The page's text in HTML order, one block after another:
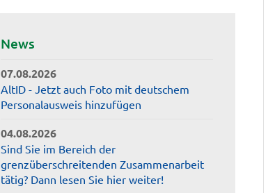
News
07.08.2026
AltID - Jetzt auch Foto mit deutschem
Personalausweis hinzufügen
04.08.2026
Sind Sie im Bereich der
grenzüberschreitenden Zusammenarbeit
tätig? Dann lesen Sie hier weiter!